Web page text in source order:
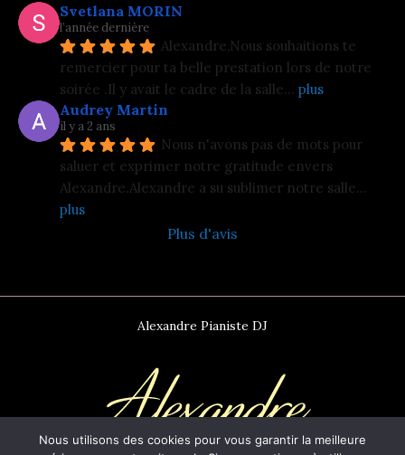
Svetlana MORIN
l’année dernière
Alexandre,Nous souhaitions te
remercier pour ta belle prestation lors de notre
soirée .Il y avait le cadre de la salle... plus
Audrey Martin
il y a 2 ans
Nous n'avons pas de mots pour
saluer et exprimer notre gratitude envers
Alexandre.Alexandre a su sublimer notre salle
plus
Plus d'avis
Alexandre Pianiste DJ
Nous utilisons des cookies pour vous garantir la meilleure